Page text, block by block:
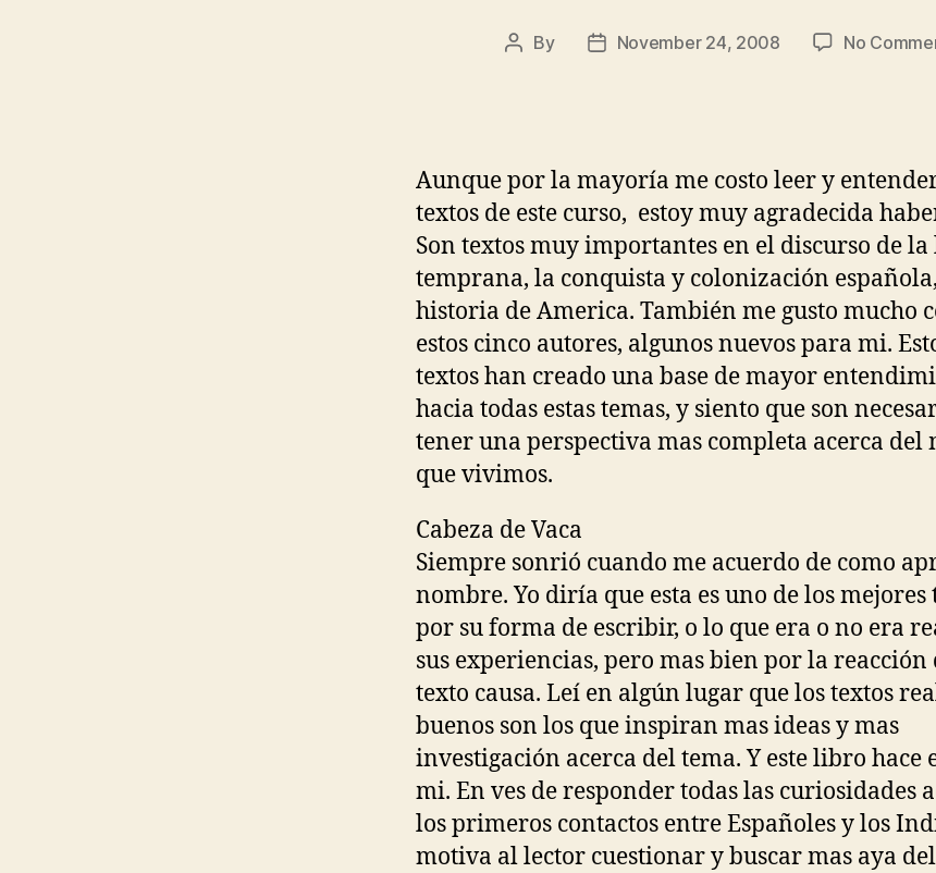
Post
By
PostNovember 24, 2008 No
Aunque por la mayoría me costo leer y
textos de este curso, estoy muy agradecida
Son textos muy importantes en el discurso de
temprana, la conquista y colonización
historia de America. También me gusto mucho
estos cinco autores, algunos nuevos para mi.
textos han creado una base de mayor
hacia todas estas temas, y siento que son
tener una perspectiva mas completa acerca del
que vivimos.
Cabeza de Vaca
Siempre sonrió cuando me acuerdo de como
nombre. Yo diría que esta es uno de los mejores
por su forma de escribir, o lo que era o no era
sus experiencias, pero mas bien por la reacción
texto causa. Leí en algún lugar que los textos
buenos son los que inspiran mas ideas y mas
investigación acerca del tema. Y este libro hace
mi. En ves de responder todas las curiosidades
los primeros contactos entre Españoles y los
motiva al lector cuestionar y buscar mas aya